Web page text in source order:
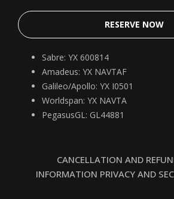
RESERVE NOW
Sabre: YX 600814
Amadeus: YX NAVTAF
Galileo/Apollo: YX I0501
Worldspan: YX NAVTA
PegasusGL: GL44881
CANCELLATION AND
INFORMATION PRIVACY AND